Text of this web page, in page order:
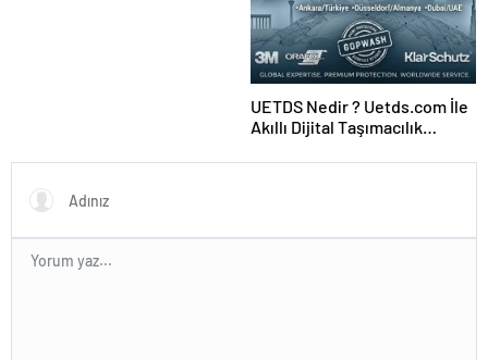
UETDS Nedir ? Uetds.com İle
Akıllı Dijital Taşımacılık